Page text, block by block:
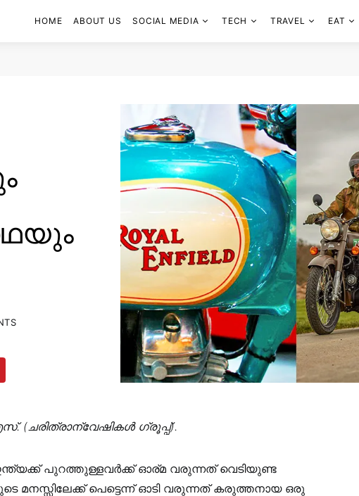
HOME ABOUT US SOCIAL MEDIA TECH TRAVEL EAT
(ചരിത്രാന്വേഷികൾ ഗ്രൂപ്പ്).
പുറത്തുള്ളവര്‍ക്ക് ഓര്മ വരുന്നത് വെടിയുണ്ട
മനസ്സിലേക്ക് പെട്ടെന്ന് ഓടി വരുന്നത് കരുത്തനായ ഒരു